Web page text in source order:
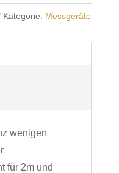
Kategorie: Messgeräte
wenigen
für 2m und